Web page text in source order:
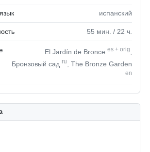
испанский
55 мин. / 22 ч.
El Jardín de Bronce es + orig
Бронзовый сад ru , The Bronze Garden
en